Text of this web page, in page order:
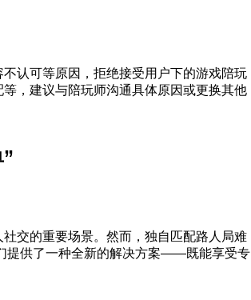
认可等原因，拒绝接受用户下的游戏陪玩
，建议与陪玩师沟通具体原因或更换其他
交的重要场景。然而，独自匹配路人局难
提供了一种全新的解决方案——既能享受专